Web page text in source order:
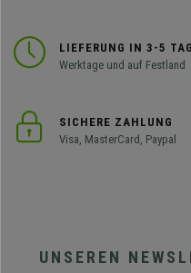
LIEFERUNG IN 3-5
Werktage und auf Festland
SICHERE ZAHLUNG
Visa, MasterCard, Paypal
UNSEREN